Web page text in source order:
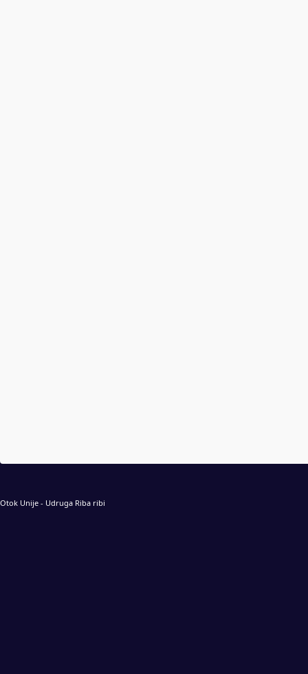
Otok Unije - Udruga Riba ribi